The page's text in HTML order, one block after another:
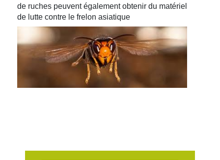
de ruches peuvent également obtenir du matériel
de lutte contre le frelon asiatique